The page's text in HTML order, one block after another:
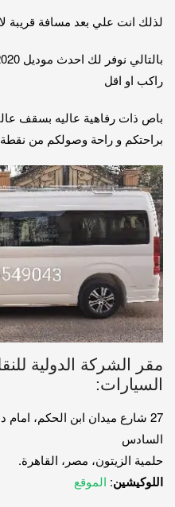
لذلك انت علي بعد مسافة قريبة لايجار هايس
راكب او اقل
باص ذات رفاهية عاليه بسقف
براحتكم و راحة وصولكم من
مقر الشركة الدولية
السيارات:
27 شارع ميدان ابن الحكم، امام
السادس
حلمية الزيتون، مصر، القاهرة.
اللوكيشين: الموقع